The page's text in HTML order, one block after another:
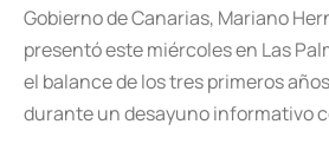
Gobierno de Canarias, Mariano
presentó este miércoles en Las
el balance de los tres primeros
durante un desayuno informativo